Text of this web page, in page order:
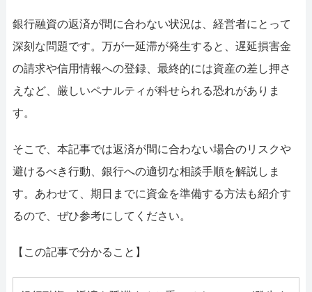
銀行融資の返済が間に合わない状況は、経営者にとって
深刻な問題です。万が一延滞が発生すると、遅延損害金
の請求や信用情報への登録、最終的には資産の差し押さ
えなど、厳しいペナルティが科せられる恐れがありま
す。
そこで、本記事では返済が間に合わない場合のリスクや
避けるべき行動、銀行への適切な相談手順を解説しま
す。あわせて、期日までに資金を準備する方法も紹介す
るので、ぜひ参考にしてください。
【この記事で分かること】